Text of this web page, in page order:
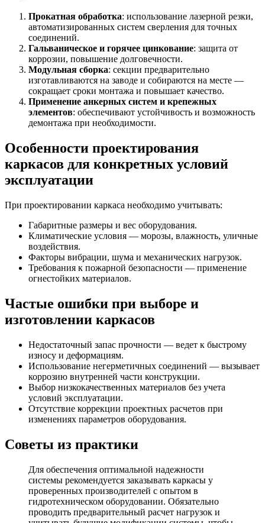
Прокатная обработка: использование лазерной резки,
автоматизированных систем сверления для точных
соединений.
Гальваническое и горячее цинкование: защита от
коррозии, повышение долговечности.
Модульная сборка: секции предварительно
изготавливаются на заводе и собираются на месте —
сокращает сроки монтажа и повышает качество.
Применение анкерных систем и крепежных
элементов: обеспечивают устойчивость и возможность
демонтажа при необходимости.
Особенности проектирования
каркасов для конкретных условий
эксплуатации
При проектировании каркаса необходимо учитывать:
Габаритные размеры и вес оборудования.
Климатические условия — морозы, влажность, уличные
воздействия.
Факторы вибрации, шума и механических нагрузок.
Требования к пожарной безопасности — применение
огнестойких материалов.
Частые ошибки при выборе и
изготовлении каркасов
Недостаточный запас прочности — ведет к быстрому
износу и деформациям.
Использование негерметичных соединений — вызывает
коррозию внутренней части конструкции.
Выбор низкокачественных материалов без учета
условий эксплуатации.
Отсутствие коррекции проектных расчетов при
изменениях параметров оборудования.
Советы из практики
Для обеспечения оптимальной надежности
системы рекомендуется заказывать каркасы у
проверенных производителей с опытом в
гидротехническом оборудовании. Обязательно
проводить предварительный расчет нагрузок и